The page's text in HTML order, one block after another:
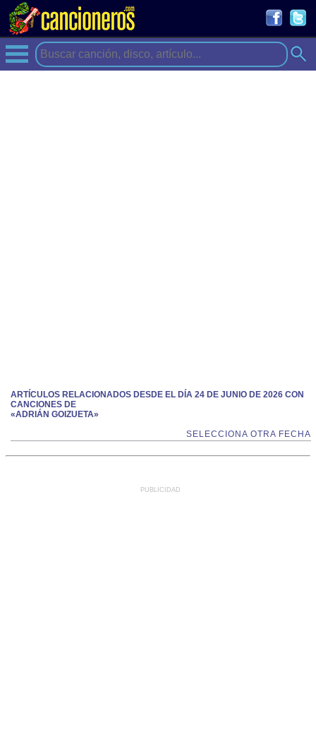
ARTÍCULOS RELACIONADOS DESDE EL DÍA 24 DE JUNIO DE 2026 CON
CANCIONES DE
«ADRIÁN GOIZUETA»
SELECCIONA OTRA FECHA
PUBLICIDAD